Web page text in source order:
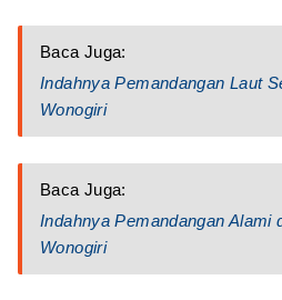
Baca Juga:
Indahnya Pemandangan Laut
Wonogiri
Baca Juga:
Indahnya Pemandangan Alami
Wonogiri